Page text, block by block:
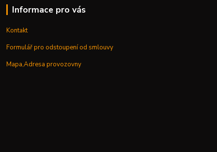
Informace pro vás
Kontakt
Formulář pro odstoupení od smlouvy
Mapa,Adresa provozovny